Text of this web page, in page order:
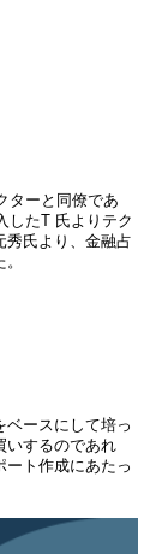
ターと同僚であ
したT 氏よりテク
秀氏より、金融占
ースにして培っ
いするのであれ
ト作成にあたっ